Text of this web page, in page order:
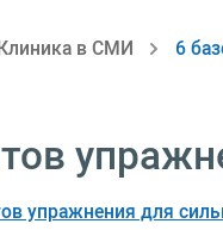
в СМИ 6
упражнения для